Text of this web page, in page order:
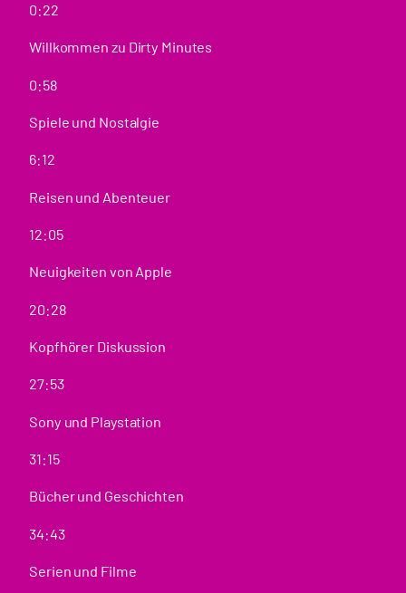
0:22
Willkommen zu Dirty Minutes
0:58
Spiele und Nostalgie
6:12
Reisen und Abenteuer
12:05
Neuigkeiten von Apple
20:28
Kopfhörer Diskussion
27:53
Sony und Playstation
31:15
Bücher und Geschichten
34:43
Serien und Filme